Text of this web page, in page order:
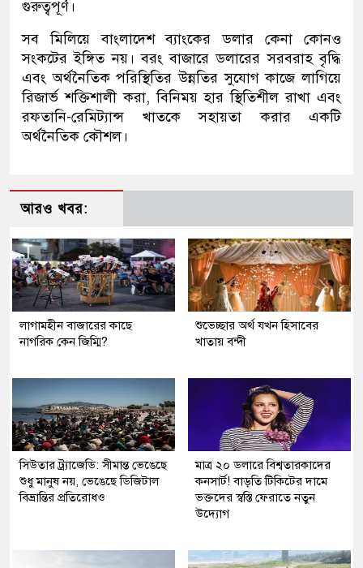
গুরুত্বপূর্ণ।
সব মিলিয়ে বাংলাদেশ ব্যাংকের ডলার কেনা কোনও
সংকটের ইঙ্গিত নয়। বরং বাজারে ডলারের সরবরাহ বৃদ্ধি
এবং অর্থনৈতিক পরিস্থিতির উন্নতির সুযোগ কাজে লাগিয়ে
রিজার্ভ শক্তিশালী করা, বিনিময় হার স্থিতিশীল রাখা এবং
রফতানি-রেমিট্যান্স খাতকে সহায়তা করার একটি
অর্থনৈতিক কৌশল।
আরও খবর:
লাগামহীন বাজারের কাছে
নাগরিক কেন জিম্মি?
শুভেচ্ছার অর্থ যখন হিসাবের
খাতায় বন্দী
সিউতার ট্র্যাজেডি: সীমান্ত ভেঙেছে
শুধু মানুষ নয়, ভেঙেছে ডিজিটাল
বিভ্রান্তির প্রতিরোধও
মাত্র ২০ ডলারে বিশ্বতারকাদের
কনসার্ট! বাড়তি টিকিটের দামে
ভক্তদের স্বস্তি ফেরাতে নতুন
উদ্যোগ